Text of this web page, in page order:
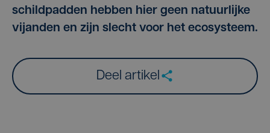
schildpadden hebben hier geen natuurlijke
vijanden en zijn slecht voor het ecosysteem.
Deel artikel